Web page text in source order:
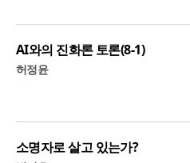
AI와의 진화론 토론(8-1)
허정윤
소명자로 살고 있는가?